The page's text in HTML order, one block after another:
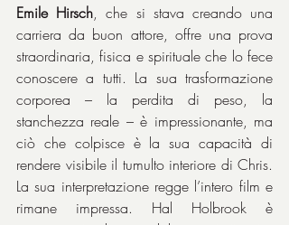
Emile Hirsch, che si stava creando una
carriera da buon attore, offre una prova
straordinaria, fisica e spirituale che lo fece
conoscere a tutti. La sua trasformazione
corporea – la perdita di peso, la
stanchezza reale – è impressionante, ma
ciò che colpisce è la sua capacità di
rendere visibile il tumulto interiore di Chris.
La sua interpretazione regge l’intero film e
rimane impressa. Hal Holbrook è